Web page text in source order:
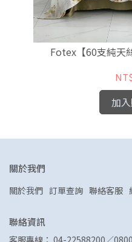
Fotex【60支純天
加
關於我們
關於我們 訂單查詢 聯絡客服
聯絡資訊
客服專線： 04-22588200／